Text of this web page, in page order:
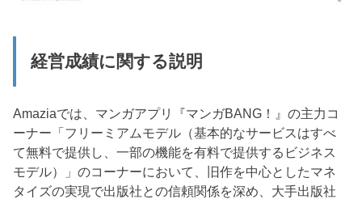
経営成績に関する説明
Amaziaでは、マンガアプリ『マンガBANG！』の主力コ
ーナー「フリーミアムモデル（基本的なサービスはすべ
て無料で提供し、一部の機能を有料で提供するビジネス
モデル）」のコーナーにおいて、旧作を中心としたマネ
タイズの実現で出版社との信頼関係を深め、大手出版社